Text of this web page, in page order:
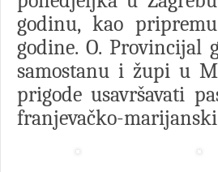
godinu, kao
godine. O. Provincijal
samostanu i župi u
prigode usavršavati
franjevačko-